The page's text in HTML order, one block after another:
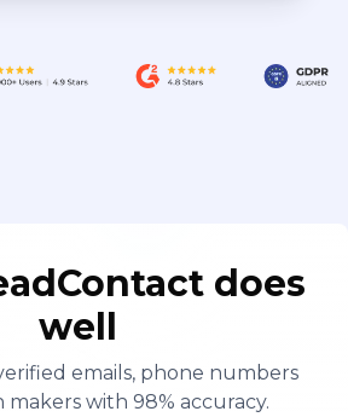
does
well
emails, phone numbers
makers with 98% accuracy.